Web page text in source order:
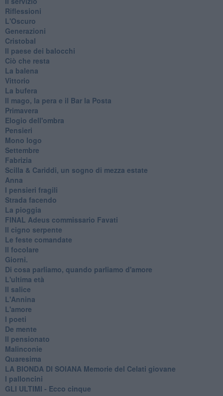
Riflessioni
L'Oscuro
Generazioni
Cristobal
Il paese dei balocchi
Ciò che resta
La balena
Vittorio
La bufera
Il mago, la pera e il Bar la Posta
Primavera
Elogio dell'ombra
Pensieri
Mono logo
Settembre
Fabrizia
​Scilla & Cariddi, un sogno di mezza estate
Anna
I pensieri fragili
Strada facendo
La pioggia
FINAL Adeus commissario Favati
Il cigno serpente
Le feste comandate
Il focolare
Giorni.
Di cosa parliamo, quando parliamo d'amore
L'ultima età
Il salice
L'Annina
L'amore
I poeti
De mente
Il pensionato
Malinconie
Quaresima
LA BIONDA DI SOIANA Memorie del Celati giovane
I palloncini
GLI ULTIMI - Ecco cinque